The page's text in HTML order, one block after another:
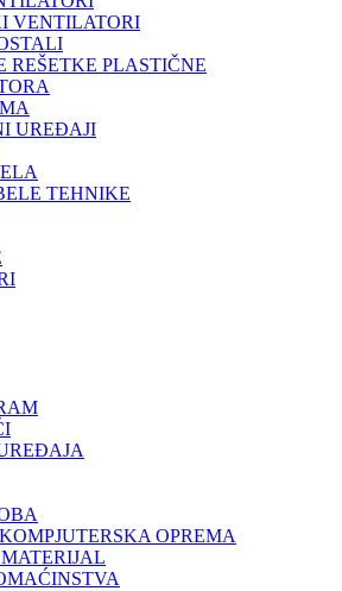
VENTILATORI
REŠETKE PLASTIČNE
UREĐAJI
TEHNIKE
OPREMA